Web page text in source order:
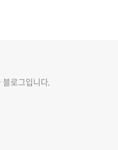
블로그입니다.